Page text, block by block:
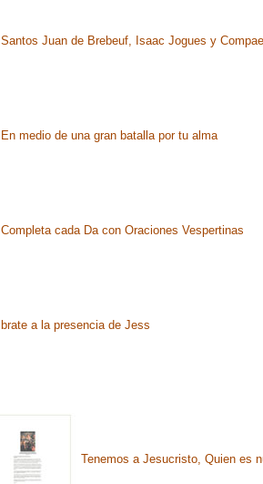
Santos Juan de Brebeuf, Isaac Jogues y
En medio de una gran batalla por tu alma
Completa cada Da con Oraciones Vespertinas
brate a la presencia de Jess
Tenemos a Jesucristo, Quien es